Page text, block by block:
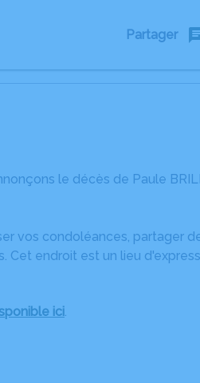
Partager
le décès de Paule
vos condoléances, partager
endroit est un lieu
ici.